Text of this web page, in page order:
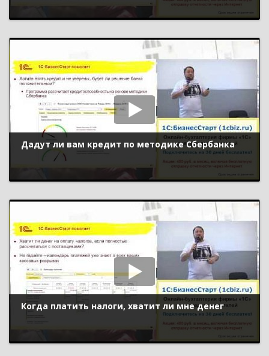
Дадут ли вам кредит по методике Сбербанка
Когда платить налоги, хватит ли мне денег